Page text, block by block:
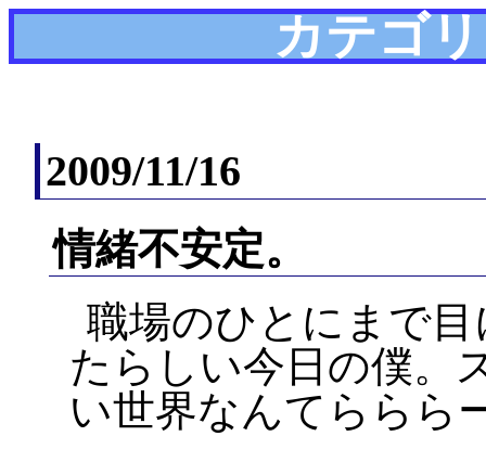
カテゴ
2009/11/16
情緒不安定。
職場のひとにまで
たらしい今日の僕。
い世界なんてららら